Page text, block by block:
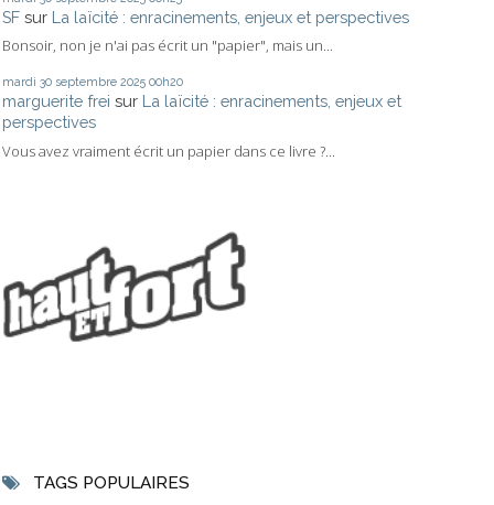
SF sur La laïcité : enracinements, enjeux et perspectives
Bonsoir, non je n'ai pas écrit un "papier", mais un...
mardi 30 septembre 2025 00h20
marguerite frei sur La laïcité : enracinements, enjeux et
perspectives
Vous avez vraiment écrit un papier dans ce livre ?...
TAGS POPULAIRES